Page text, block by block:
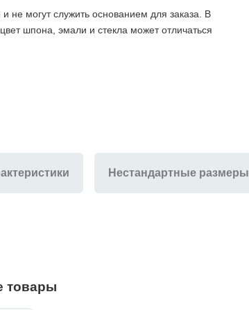
не могут служить основанием для заказа. В
шпона, эмали и стекла может отличаться
Нестандартные размеры
товары